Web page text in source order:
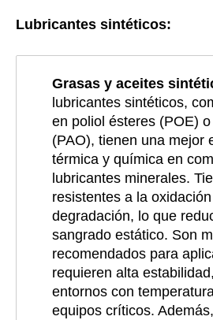
Lubricantes sintéticos:
Grasas y aceites
lubricantes sintéticos,
en poliol ésteres (POE)
(PAO), tienen una mejor
térmica y química en
lubricantes minerales.
resistentes a la
degradación, lo que
sangrado estático. Son
recomendados para
requieren alta
entornos con
equipos críticos.